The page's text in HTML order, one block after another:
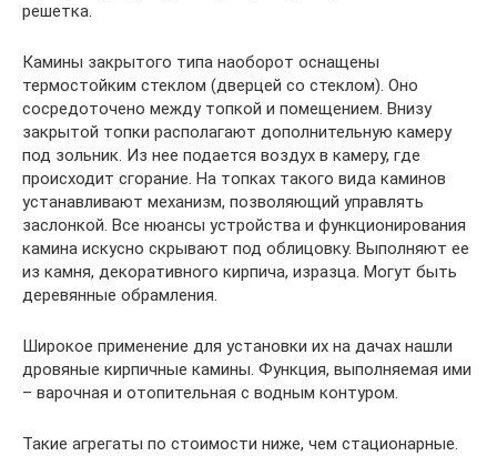
решетка.
Камины закрытого типа наоборот оснащены
термостойким стеклом (дверцей со стеклом). Оно
сосредоточено между топкой и помещением. Внизу
закрытой топки располагают дополнительную камеру
под зольник. Из нее подается воздух в камеру, где
происходит сгорание. На топках такого вида каминов
устанавливают механизм, позволяющий управлять
заслонкой. Все нюансы устройства и функционирования
камина искусно скрывают под облицовку. Выполняют ее
из камня, декоративного кирпича, изразца. Могут быть
деревянные обрамления.
Широкое применение для установки их на дачах нашли
дровяные кирпичные камины. Функция, выполняемая ими
– варочная и отопительная с водным контуром.
Такие агрегаты по стоимости ниже, чем стационарные.